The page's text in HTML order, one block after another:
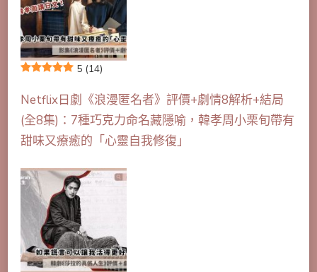
5 (14)
Netflix日劇《浪漫匿名者》評價+劇情8解析+結局
(全8集)：7種巧克力命名藏隱喻，韓孝周小栗旬帶有
甜味又療癒的「心靈自我修復」